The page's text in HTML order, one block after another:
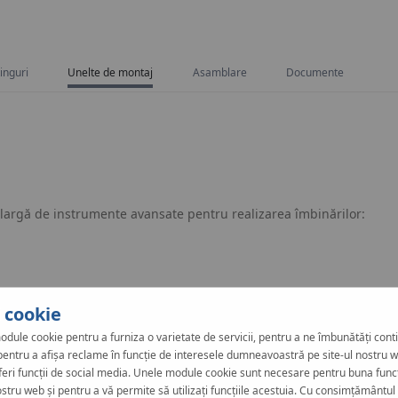
Unelte de montaj Asamblare Documente
de instrumente avansate pentru realizarea îmbinărilor:
cookie pentru a furniza o varietate de servicii, pentru a ne îmbunătăți
a afișa reclame în funcție de interesele dumneavoastră pe site-ul nostru
funcții de social media. Unele module cookie sunt necesare pentru buna
web și pentru a vă permite să utilizați funcțiile acestuia. Cu consimțământul